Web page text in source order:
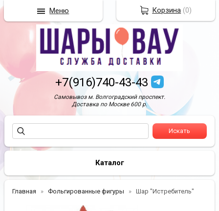
+7(916)740-43-43
Самовывоз м. Волгоградский проспект.
Доставка по Москве 600 р.
Каталог
Главная Фольгированные фигуры Шар "Истребитель"
Корзина (0)
Меню